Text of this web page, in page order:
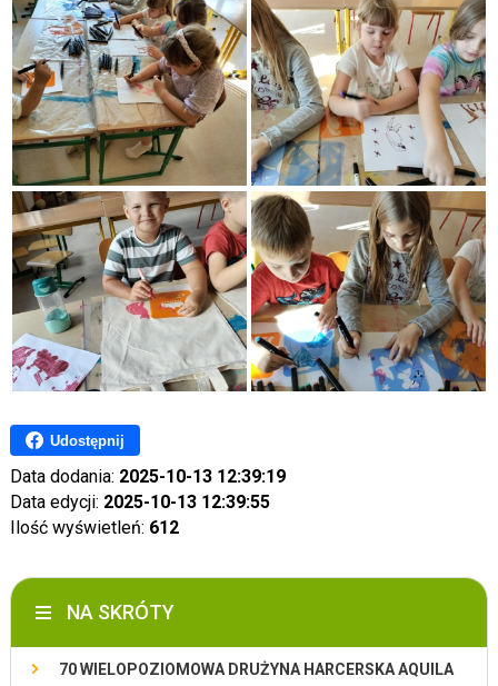
Udostępnij
Data dodania: 2025-10-13 12:39:19
Data edycji: 2025-10-13 12:39:55
Ilość wyświetleń: 612
NA SKRÓTY
70 WIELOPOZIOMOWA DRUŻYNA HARCERSKA AQUILA